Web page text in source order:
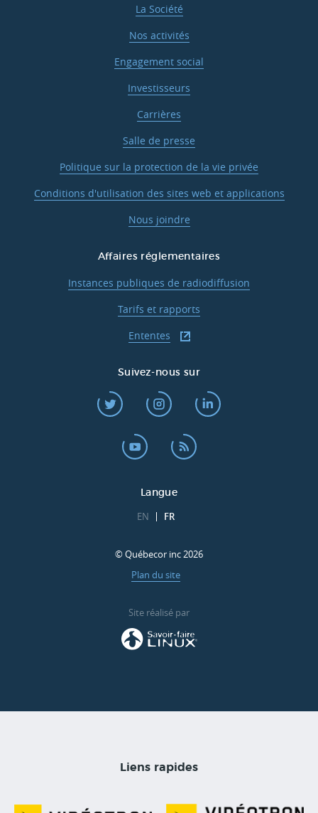
La Société
Nos activités
Engagement social
Investisseurs
Carrières
Salle de presse
Politique sur la protection de la vie privée
Conditions d'utilisation des sites web et applications
Nous joindre
Affaires réglementaires
Instances publiques de radiodiffusion
Tarifs et rapports
Ententes
Suivez-nous sur
Langue
EN FR
© Québecor inc 2026
Plan du site
Site réalisé par
Liens rapides